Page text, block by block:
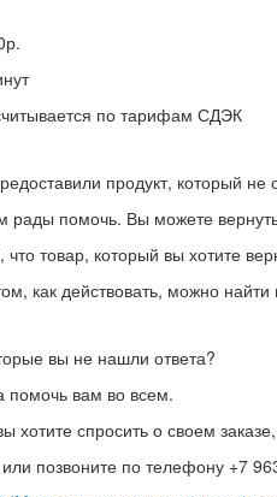
по тарифам СДЭК
продукт, который не
помочь. Вы можете
товар, который вы хотите
как действовать, можно найти
вы не нашли ответа?
помочь вам во всем.
хотите спросить о своем
позвоните по телефону +7